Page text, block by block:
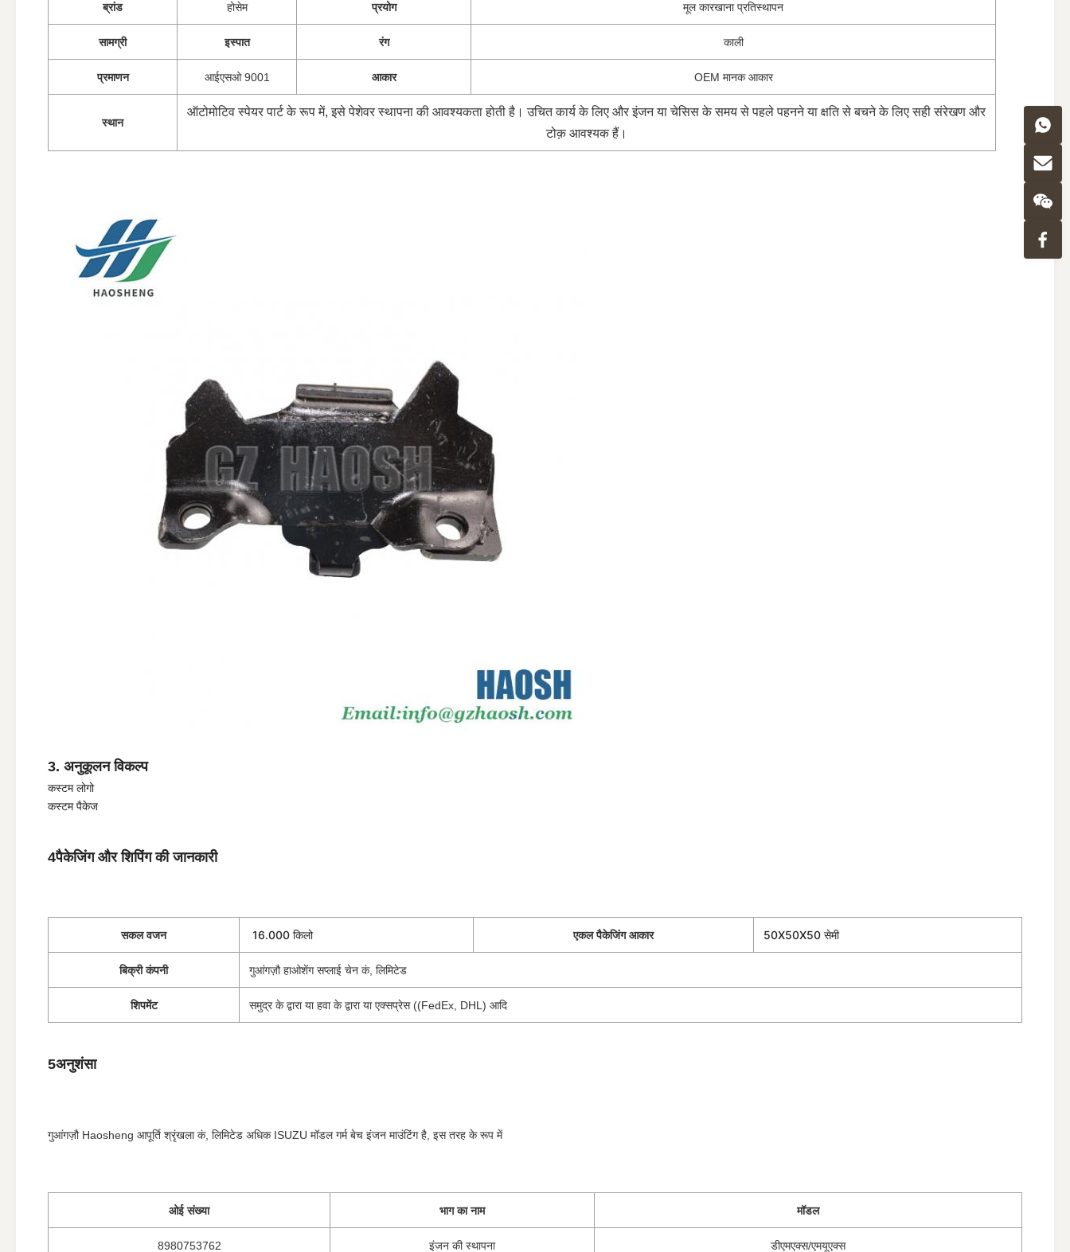
ब्रांड होसेम प्रयोग मूल कारखाना प्रतिस्थापन
सामग्री इस्पात रंग काली
प्रमाणन आईएसओ 9001 आकार OEM मानक आकार
स्थान
ऑटोमोटिव स्पेयर पार्ट के रूप में, इसे पेशेवर स्थापना की आवश्यकता होती है। उचित कार्य के लिए और इंजन या चेसिस के समय से पहले पहनने या क्षति से बचने के लिए सही संरेखण और
टोक़ आवश्यक हैं।
3. अनुकूलन विकल्प
कस्टम लोगो
कस्टम पैकेज
4पैकेजिंग और शिपिंग की जानकारी
सकल वजन 16.000 किलो एकल पैकेजिंग आकार 50X50X50 सेमी
बिक्री कंपनी गुआंगज़ौ हाओशेंग सप्लाई चेन कं, लिमिटेड
शिपमेंट समुद्र के द्वारा या हवा के द्वारा या एक्सप्रेस ((FedEx, DHL) आदि
5अनुशंसा
गुआंगज़ौ Haosheng आपूर्ति श्रृंखला कं, लिमिटेड अधिक ISUZU मॉडल गर्म बेच इंजन माउंटिंग है, इस तरह के रूप में
ओई संख्या भाग का नाम मॉडल
8980753762 इंजन की स्थापना डीएमएक्स/एमयूएक्स